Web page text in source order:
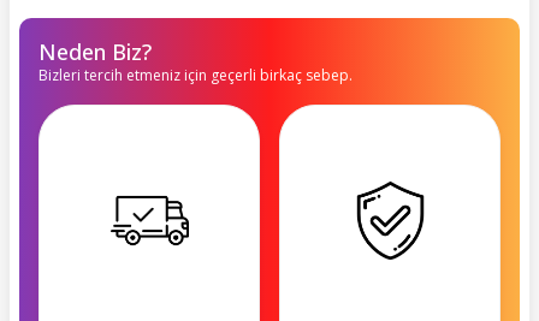
Neden Biz?
Bizleri tercih etmeniz için geçerli birkaç sebep.